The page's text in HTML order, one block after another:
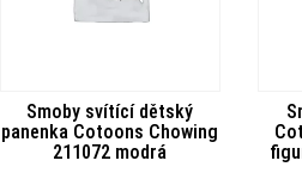
Smoby svítící dětský
panenka Cotoons Chowing
211072 modrá